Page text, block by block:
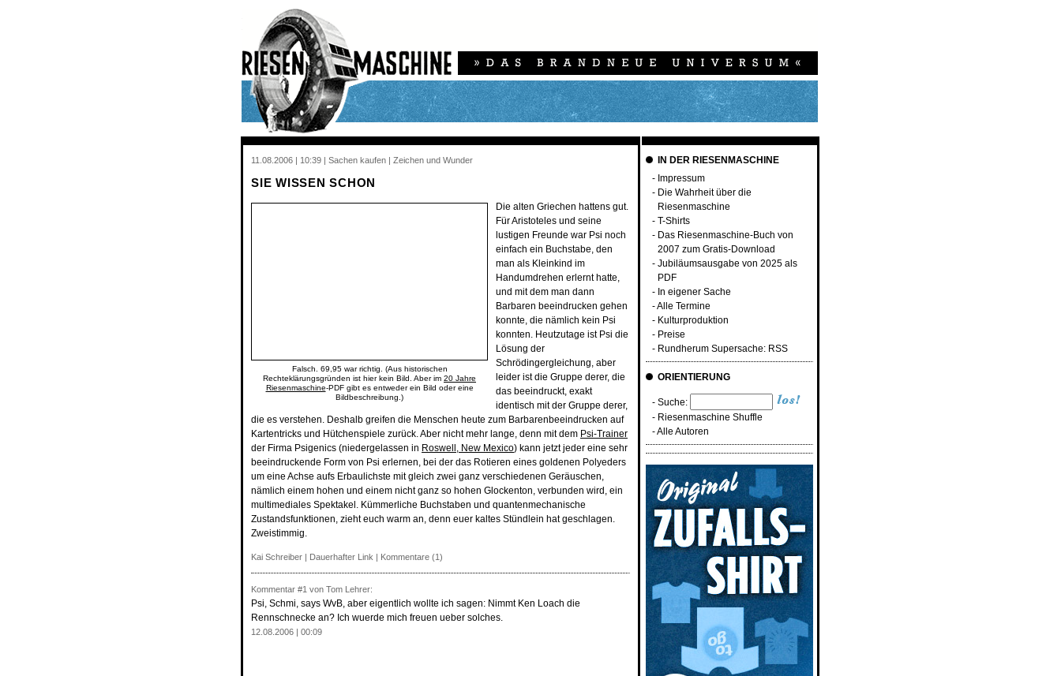
11.08.2006 | 10:39 | Sachen kaufen | Zeichen und Wunder
SIE WISSEN SCHON
Falsch. 69,95 war richtig. (Aus historischen
Rechteklärungsgründen ist hier kein Bild. Aber im 20 Jahre
Riesenmaschine-PDF gibt es entweder ein Bild oder eine
Bildbeschreibung.)
Die alten Griechen hattens gut.
Für Aristoteles und seine
lustigen Freunde war Psi noch
einfach ein Buchstabe, den
man als Kleinkind im
Handumdrehen erlernt hatte,
und mit dem man dann
Barbaren beeindrucken gehen
konnte, die nämlich kein Psi
konnten. Heutzutage ist Psi die
Lösung der
Schrödingergleichung, aber
leider ist die Gruppe derer, die
das beeindruckt, exakt
identisch mit der Gruppe derer,
die es verstehen. Deshalb greifen die Menschen heute zum Barbarenbeeindrucken auf
Kartentricks und Hütchenspiele zurück. Aber nicht mehr lange, denn mit dem Psi-Trainer
der Firma Psigenics (niedergelassen in Roswell, New Mexico) kann jetzt jeder eine sehr
beeindruckende Form von Psi erlernen, bei der das Rotieren eines goldenen Polyeders
um eine Achse aufs Erbaulichste mit gleich zwei ganz verschiedenen Geräuschen,
nämlich einem hohen und einem nicht ganz so hohen Glockenton, verbunden wird, ein
multimediales Spektakel. Kümmerliche Buchstaben und quantenmechanische
Zustandsfunktionen, zieht euch warm an, denn euer kaltes Stündlein hat geschlagen.
Zweistimmig.
Kai Schreiber | Dauerhafter Link | Kommentare (1)
Kommentar #1 von Tom Lehrer:
Psi, Schmi, says WvB, aber eigentlich wollte ich sagen: Nimmt Ken Loach die
Rennschnecke an? Ich wuerde mich freuen ueber solches.
12.08.2006 | 00:09
IN DER RIESENMASCHINE
- Impressum
- Die Wahrheit über die
Riesenmaschine
- T-Shirts
- Das Riesenmaschine-Buch von
2007 zum Gratis-Download
- Jubiläumsausgabe von 2025 als
PDF
- In eigener Sache
-Alle Termine
- Kulturproduktion
- Preise
- Rundherum Supersache: RSS
ORIENTIERUNG
- Suche:
- Riesenmaschine Shuffle
-Alle Autoren